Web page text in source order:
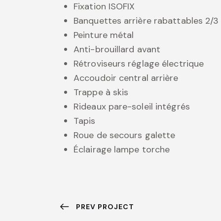
Fixation ISOFIX
Banquettes arrière rabattables 2/3
Peinture métal
Anti-brouillard avant
Rétroviseurs réglage électrique
Accoudoir central arrière
Trappe à skis
Rideaux pare-soleil intégrés
Tapis
Roue de secours galette
Éclairage lampe torche
PREV PROJECT